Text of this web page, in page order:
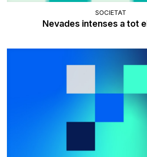
SOCIETAT
Nevades intenses a tot